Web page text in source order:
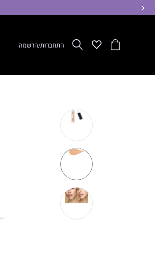
הסל
Wishlistחפשהתחברות/הרשמה